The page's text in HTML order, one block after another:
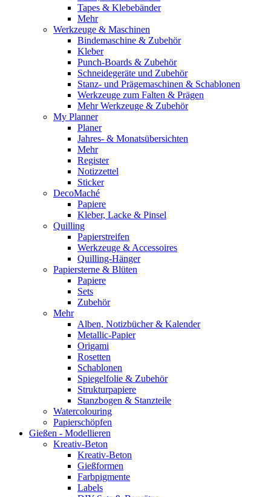
Tapes & Klebebänder
Mehr
Werkzeuge & Maschinen
Bindemaschine & Zubehör
Kleber
Punch-Boards & Zubehör
Schneidegeräte und Zubehör
Stanz- und Prägemaschinen & Schablonen
Werkzeuge zum Falten & Prägen
Mehr Werkzeuge & Zubehör
My Planner
Planer
Jahres- & Monatsübersichten
Mehr
Register
Notizzettel
Sticker
DecoMaché
Papiere
Kleber, Lacke & Pinsel
Quilling
Papierstreifen
Werkzeuge & Accessoires
Quilling-Hänger
Papiersterne & Blüten
Papiere
Sets
Zubehör
Mehr
Alben, Notizbücher & Kalender
Metallic-Papier
Origami
Rosetten
Schablonen
Spiegelfolie & Zubehör
Strukturpapiere
Stanzbogen & Stanzteile
Watercolouring
Papierschöpfen
Gießen - Modellieren
Kreativ-Beton
Kreativ-Beton
Gießformen
Farbpigmente
Labels